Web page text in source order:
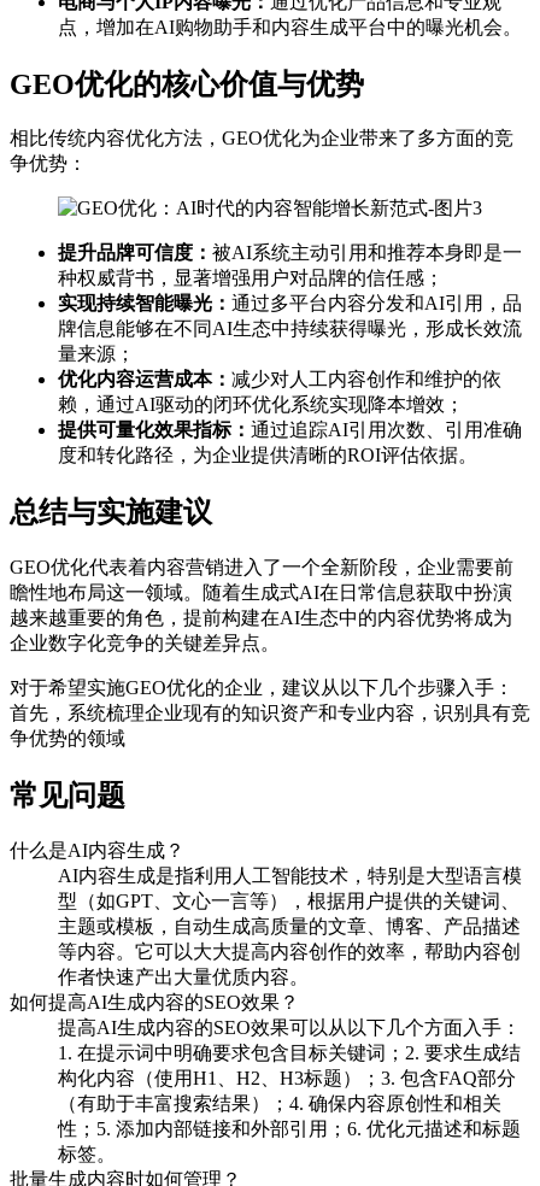
点，增加在AI购物助手和内容生成平台中的曝光机会。
GEO优化的核心价值与优势
相比传统内容优化方法，GEO优化为企业带来了多方面的竞
争优势：
提升品牌可信度： 被AI系统主动引用和推荐本身即是一
种权威背书，显著增强用户对品牌的信任感；
实现持续智能曝光： 通过多平台内容分发和AI引用，品
牌信息能够在不同AI生态中持续获得曝光，形成长效流
量来源；
优化内容运营成本： 减少对人工内容创作和维护的依
赖，通过AI驱动的闭环优化系统实现降本增效；
提供可量化效果指标： 通过追踪AI引用次数、引用准确
度和转化路径，为企业提供清晰的ROI评估依据。
总结与实施建议
GEO优化代表着内容营销进入了一个全新阶段，企业需要前
瞻性地布局这一领域。随着生成式AI在日常信息获取中扮演
越来越重要的角色，提前构建在AI生态中的内容优势将成为
企业数字化竞争的关键差异点。
对于希望实施GEO优化的企业，建议从以下几个步骤入手：
首先，系统梳理企业现有的知识资产和专业内容，识别具有竞
争优势的领域
常见问题
什么是AI内容生成？
AI内容生成是指利用人工智能技术，特别是大型语言模
型（如GPT、文心一言等），根据用户提供的关键词、
主题或模板，自动生成高质量的文章、博客、产品描述
等内容。它可以大大提高内容创作的效率，帮助内容创
作者快速产出大量优质内容。
如何提高AI生成内容的SEO效果？
提高AI生成内容的SEO效果可以从以下几个方面入手：
1. 在提示词中明确要求包含目标关键词；2. 要求生成结
构化内容（使用H1、H2、H3标题）；3. 包含FAQ部分
（有助于丰富搜索结果）；4. 确保内容原创性和相关
性；5. 添加内部链接和外部引用；6. 优化元描述和标题
标签。
批量生成内容时如何管理？